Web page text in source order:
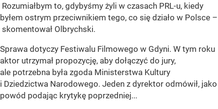
Rozumiałbym to, gdybyśmy żyli w czasach PRL-u, kiedy
byłem ostrym przeciwnikiem tego, co się działo w Polsce –
skomentował Olbrychski.
Sprawa dotyczy Festiwalu Filmowego w Gdyni. W tym roku
aktor utrzymał propozycję, aby dołączyć do jury,
ale potrzebna była zgoda Ministerstwa Kultury
i Dziedzictwa Narodowego. Jeden z dyrektor odmówił, jako
powód podając krytykę poprzedniej...